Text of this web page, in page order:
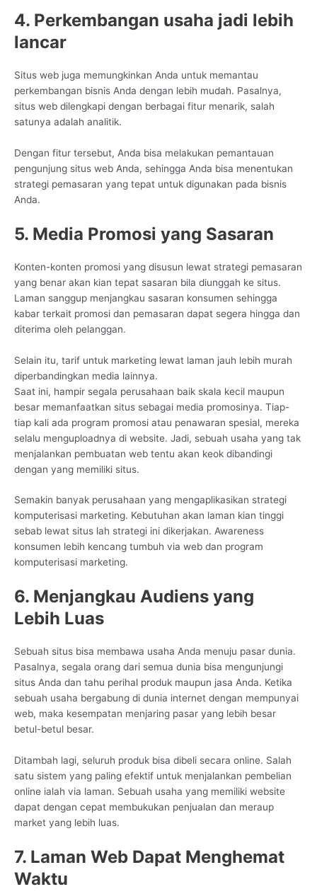
4. Perkembangan usaha jadi lebih
lancar
Situs web juga memungkinkan Anda untuk memantau
perkembangan bisnis Anda dengan lebih mudah. Pasalnya,
situs web dilengkapi dengan berbagai fitur menarik, salah
satunya adalah analitik.
Dengan fitur tersebut, Anda bisa melakukan pemantauan
pengunjung situs web Anda, sehingga Anda bisa menentukan
strategi pemasaran yang tepat untuk digunakan pada bisnis
Anda.
5. Media Promosi yang Sasaran
Konten-konten promosi yang disusun lewat strategi pemasaran
yang benar akan kian tepat sasaran bila diunggah ke situs.
Laman sanggup menjangkau sasaran konsumen sehingga
kabar terkait promosi dan pemasaran dapat segera hingga dan
diterima oleh pelanggan.
Selain itu, tarif untuk marketing lewat laman jauh lebih murah
diperbandingkan media lainnya.
Saat ini, hampir segala perusahaan baik skala kecil maupun
besar memanfaatkan situs sebagai media promosinya. Tiap-
tiap kali ada program promosi atau penawaran spesial, mereka
selalu menguploadnya di website. Jadi, sebuah usaha yang tak
menjalankan pembuatan web tentu akan keok dibandingi
dengan yang memiliki situs.
Semakin banyak perusahaan yang mengaplikasikan strategi
komputerisasi marketing. Kebutuhan akan laman kian tinggi
sebab lewat situs lah strategi ini dikerjakan. Awareness
konsumen lebih kencang tumbuh via web dan program
komputerisasi marketing.
6. Menjangkau Audiens yang
Lebih Luas
Sebuah situs bisa membawa usaha Anda menuju pasar dunia.
Pasalnya, segala orang dari semua dunia bisa mengunjungi
situs Anda dan tahu perihal produk maupun jasa Anda. Ketika
sebuah usaha bergabung di dunia internet dengan mempunyai
web, maka kesempatan menjaring pasar yang lebih besar
betul-betul besar.
Ditambah lagi, seluruh produk bisa dibeli secara online. Salah
satu sistem yang paling efektif untuk menjalankan pembelian
online ialah via laman. Sebuah usaha yang memiliki website
dapat dengan cepat membukukan penjualan dan meraup
market yang lebih luas.
7. Laman Web Dapat Menghemat
Waktu